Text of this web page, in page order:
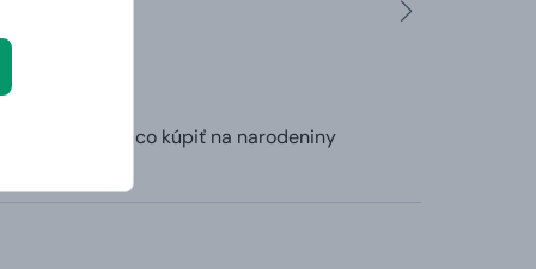
človek nevie co kúpiť na narodeniny